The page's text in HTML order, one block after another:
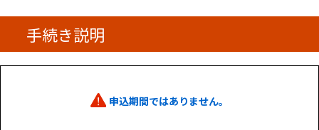
手続き説明
申込期間ではありません。